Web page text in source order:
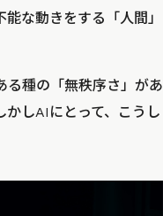
な動きをする「人間」
る種の「無秩序さ」があ
しAIにとって、こうし